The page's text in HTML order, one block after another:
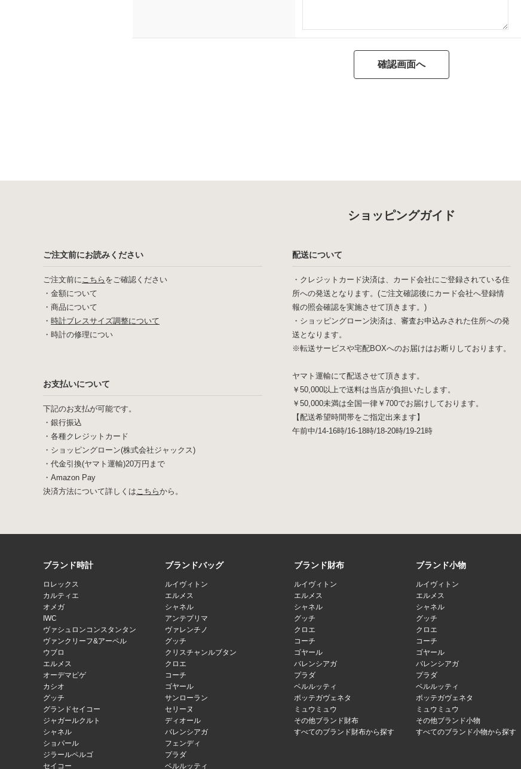
ショッピングガイド
ご注文前にお読みください
ご注文前にこちら をご確認ください
・ 金額について
・ 商品について
・ 時計ブレスサイズ調整について
・ 時計の修理につい
お支払いについて
下記のお支払が可能です。
・銀行振込
・各種クレジットカード
・ショッピングローン(株式会社ジャックス)
・代金引換(ヤマト運輸)20万円まで
・Amazon Pay
決済方法について詳しくはこちらから。
配送について
・クレジットカード決済は、カード会社にご登録されている住
所への発送となります。(ご注文確認後にカード会社へ登録情
報の照会確認を実施させて頂きます。)
・ショッピングローン決済は、審査お申込みされた住所への発
送となります。
※転送サービスや宅配BOXへのお届けはお断りしております。
ヤマト運輸にて配送させて頂きます。
￥50,000以上で送料は当店が負担いたします。
￥50,000未満は全国一律￥700でお届けしております。
【配送希望時間帯をご指定出来ます】
午前中/14-16時/16-18時/18-20時/19-21時
ブランド時計
ロレックス
カルティエ
オメガ
IWC
ヴァシュロンコンスタンタン
ヴァンクリーフ&アーペル
ウブロ
エルメス
オーデマピゲ
カシオ
グッチ
グランドセイコー
ジャガールクルト
シャネル
ショパール
ジラールペルゴ
セイコー
ブランドバッグ
ルイヴィトン
エルメス
シャネル
アンテプリマ
ヴァレンチノ
グッチ
クリスチャンルブタン
クロエ
コーチ
ゴヤール
サンローラン
セリーヌ
ディオール
バレンシアガ
フェンディ
プラダ
ベルルッティ
ブランド財布
ルイヴィトン
エルメス
シャネル
グッチ
クロエ
コーチ
ゴヤール
バレンシアガ
プラダ
ベルルッティ
ボッテガヴェネタ
ミュウミュウ
その他ブランド財布
すべてのブランド財布から探す
ブランド小物
ルイヴィトン
エルメス
シャネル
グッチ
クロエ
コーチ
ゴヤール
バレンシアガ
プラダ
ベルルッティ
ボッテガヴェネタ
ミュウミュウ
その他ブランド小物
すべてのブランド小物から探す